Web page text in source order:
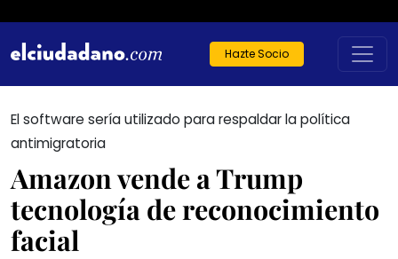
Hazte Socio
El software sería utilizado para respaldar la política
antimigratoria
Amazon vende a Trump
tecnología de reconocimiento
facial